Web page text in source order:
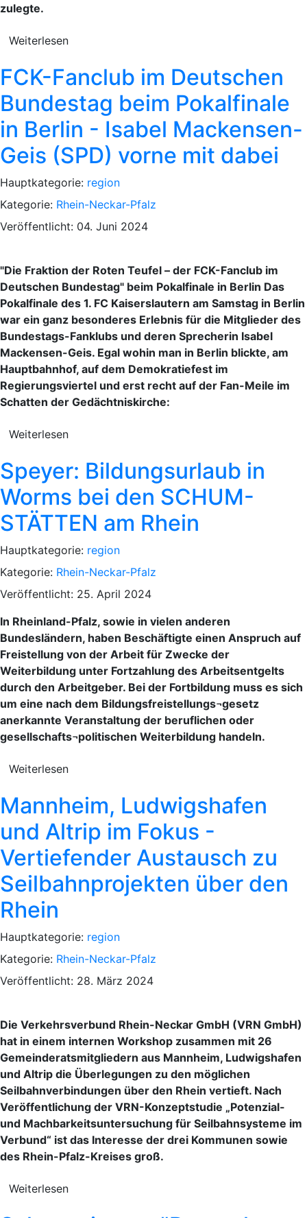
zulegte.
Weiterlesen
FCK-Fanclub im Deutschen
Bundestag beim Pokalfinale
in Berlin - Isabel Mackensen-
Geis (SPD) vorne mit dabei
Hauptkategorie: region
Kategorie: Rhein-Neckar-Pfalz
Veröffentlicht: 04. Juni 2024
"Die Fraktion der Roten Teufel – der FCK-Fanclub im
Deutschen Bundestag" beim Pokalfinale in Berlin Das
Pokalfinale des 1. FC Kaiserslautern am Samstag in Berlin
war ein ganz besonderes Erlebnis für die Mitglieder des
Bundestags-Fanklubs und deren Sprecherin Isabel
Mackensen-Geis. Egal wohin man in Berlin blickte, am
Hauptbahnhof, auf dem Demokratiefest im
Regierungsviertel und erst recht auf der Fan-Meile im
Schatten der Gedächtniskirche:
Weiterlesen
Speyer: Bildungsurlaub in
Worms bei den SCHUM-
STÄTTEN am Rhein
Hauptkategorie: region
Kategorie: Rhein-Neckar-Pfalz
Veröffentlicht: 25. April 2024
In Rheinland-Pfalz, sowie in vielen anderen
Bundesländern, haben Beschäftigte einen Anspruch auf
Freistellung von der Arbeit für Zwecke der
Weiterbildung unter Fortzahlung des Arbeitsentgelts
durch den Arbeitgeber. Bei der Fortbildung muss es sich
um eine nach dem Bildungsfreistellungs¬gesetz
anerkannte Veranstaltung der beruflichen oder
gesellschafts¬politischen Weiterbildung handeln.
Weiterlesen
Mannheim, Ludwigshafen
und Altrip im Fokus -
Vertiefender Austausch zu
Seilbahnprojekten über den
Rhein
Hauptkategorie: region
Kategorie: Rhein-Neckar-Pfalz
Veröffentlicht: 28. März 2024
Die Verkehrsverbund Rhein-Neckar GmbH (VRN GmbH)
hat in einem internen Workshop zusammen mit 26
Gemeinderatsmitgliedern aus Mannheim, Ludwigshafen
und Altrip die Überlegungen zu den möglichen
Seilbahnverbindungen über den Rhein vertieft. Nach
Veröffentlichung der VRN-Konzeptstudie „Potenzial-
und Machbarkeitsuntersuchung für Seilbahnsysteme im
Verbund“ ist das Interesse der drei Kommunen sowie
des Rhein-Pfalz-Kreises groß.
Weiterlesen